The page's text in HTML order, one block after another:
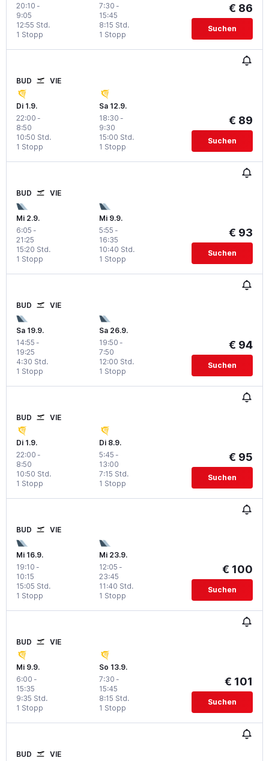
20:10 -
9:05
1 Stopp
12:55 Std.
7:30 -
15:45
1 Stopp
8:15 Std.
€ 86
Suchen
BUD VIE
Di 1.9.
22:00 -
8:50
1 Stopp
10:50 Std.
Sa 12.9.
18:30 -
9:30
1 Stopp
15:00 Std.
€ 89
Suchen
BUD VIE
Mi 2.9.
6:05 -
21:25
1 Stopp
15:20 Std.
Mi 9.9.
5:55 -
16:35
1 Stopp
10:40 Std.
€ 93
Suchen
BUD VIE
Sa 19.9.
14:55 -
19:25
1 Stopp
4:30 Std.
Sa 26.9.
19:50 -
7:50
1 Stopp
12:00 Std.
€ 94
Suchen
BUD VIE
Di 1.9.
22:00 -
8:50
1 Stopp
10:50 Std.
Di 8.9.
5:45 -
13:00
1 Stopp
7:15 Std.
€ 95
Suchen
BUD VIE
Mi 16.9.
19:10 -
10:15
1 Stopp
15:05 Std.
Mi 23.9.
12:05 -
23:45
1 Stopp
11:40 Std.
€ 100
Suchen
BUD VIE
Mi 9.9.
6:00 -
15:35
1 Stopp
9:35 Std.
So 13.9.
7:30 -
15:45
1 Stopp
8:15 Std.
€ 101
Suchen
BUD VIE